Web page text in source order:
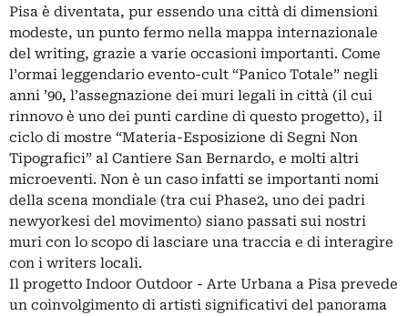
Pisa è diventata, pur essendo una città di dimensioni
modeste, un punto fermo nella mappa internazionale
del writing, grazie a varie occasioni importanti. Come
l’ormai leggendario evento-cult “Panico Totale” negli
anni ’90, l’assegnazione dei muri legali in città (il cui
rinnovo è uno dei punti cardine di questo progetto), il
ciclo di mostre “Materia-Esposizione di Segni Non
Tipografici” al Cantiere San Bernardo, e molti altri
microeventi. Non è un caso infatti se importanti nomi
della scena mondiale (tra cui Phase2, uno dei padri
newyorkesi del movimento) siano passati sui nostri
muri con lo scopo di lasciare una traccia e di interagire
con i writers locali.
Il progetto Indoor Outdoor - Arte Urbana a Pisa prevede
un coinvolgimento di artisti significativi del panorama